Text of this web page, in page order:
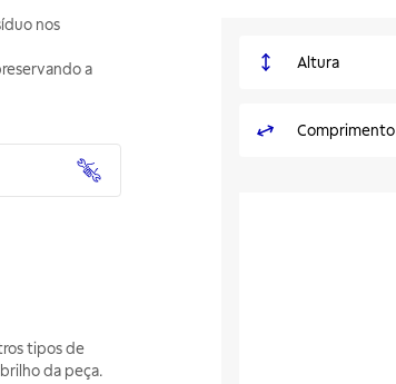
nos
a
tipos de
da peça.
Altura
Comprimento